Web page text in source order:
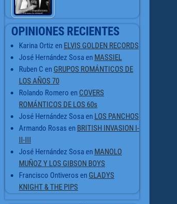
OPINIONES RECIENTES
Karina Ortiz en ELVIS GOLDEN RECORDS
José Hernández Sosa en MASSIEL
Ruben C en GRUPOS ROMÁNTICOS DE
LOS AÑOS 70
Rolando Romero en COVERS
ROMÁNTICOS DE LOS 60s
José Hernández Sosa en LOS PANCHOS
Armando Rosas en BRITISH INVASION I-
II-III
José Hernández Sosa en MANOLO
MUÑOZ Y LOS GIBSON BOYS
Francisco Ontiveros en GLADYS
KNIGHT & THE PIPS